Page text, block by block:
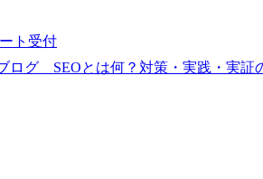
ト受付
ログ SEOとは何？対策・実践・実